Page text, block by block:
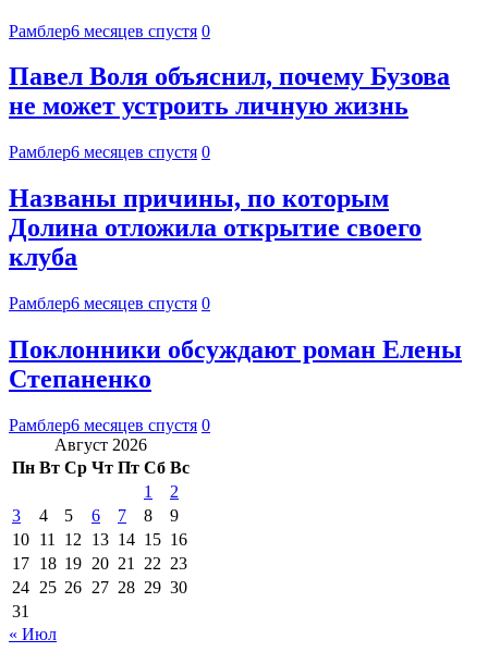
Рамблер6 месяцев спустя 0
Павел Воля объяснил, почему Бузова
не может устроить личную жизнь
Рамблер6 месяцев спустя 0
Названы причины, по которым
Долина отложила открытие своего
клуба
Рамблер6 месяцев спустя 0
Поклонники обсуждают роман Елены
Степаненко
Рамблер6 месяцев спустя 0
Август 2026
Пн Вт Ср Чт Пт Сб Вс
1
2
3
4 5 6 7 8
9
10 11 12 13 14 15 16
17 18 19 20 21 22 23
24 25 26 27 28 29 30
31
« Июл